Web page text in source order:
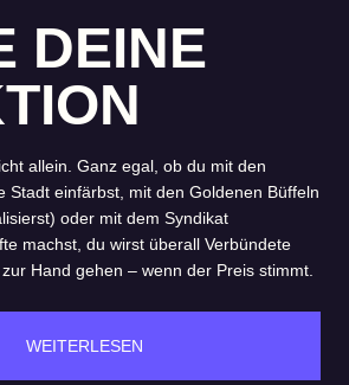
DEINE
allein. Ganz egal, ob du mit den
Stadt einfärbst, mit den Goldenen Büffeln
oder mit dem Syndikat
machst, du wirst überall Verbündete
Hand gehen – wenn der Preis stimmt.
WEITERLESEN